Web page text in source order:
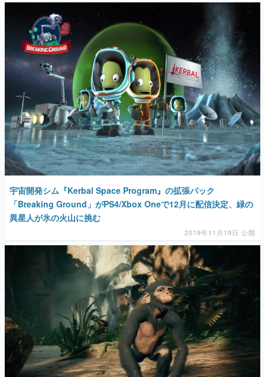
宇宙開発シム『Kerbal Space Program』の拡張パック
「Breaking Ground」がPS4/Xbox Oneで12月に配信決定、緑の
異星人が氷の火山に挑む
2019年11月19日 公開